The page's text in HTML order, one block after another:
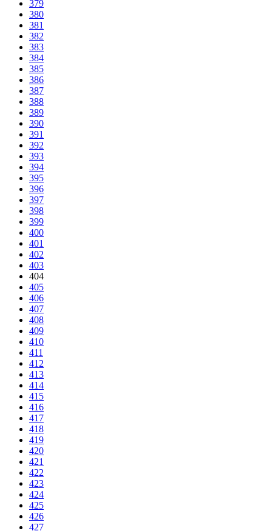
379
380
381
382
383
384
385
386
387
388
389
390
391
392
393
394
395
396
397
398
399
400
401
402
403
404
405
406
407
408
409
410
411
412
413
414
415
416
417
418
419
420
421
422
423
424
425
426
427